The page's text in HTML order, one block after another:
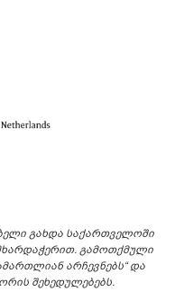
გახდა საქართველოში
გამოთქმული
არჩევნებს“ და
შეხედულებებს.